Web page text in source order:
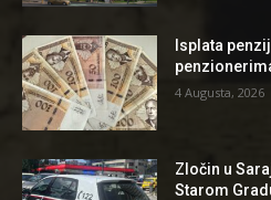
Isplata
4 Augusta, 2026
Zločin u
Starom